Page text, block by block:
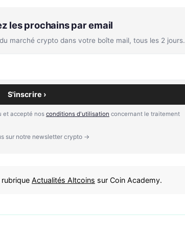
les prochains par email
marché crypto dans votre boîte mail, tous les 2 jours.
S'inscrire ›
et accepté nos conditions d'utilisation concernant le traitement
sur notre newsletter crypto →
Actualités Altcoins sur Coin Academy.